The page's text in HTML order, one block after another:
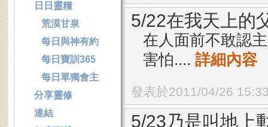
5/22在我天上的
在人面前不敢認
害怕.... 詳細內容
發表於2011/04/26
5/23乃是叫地上
日日靈糧
荒漠甘泉
每日與神有約
每日寶訓365
每日單獨會主
分享靈修
連結